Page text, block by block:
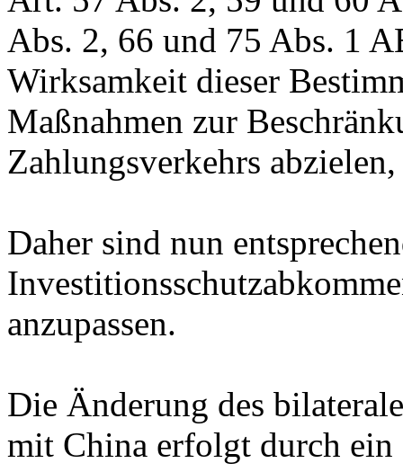
Abs. 2, 66 und 75 Abs. 1
Wirksamkeit dieser
Maßnahmen zur
Zahlungsverkehrs
Daher sind nun
anzupassen.
Die Änderung des
mit China erfolgt durch